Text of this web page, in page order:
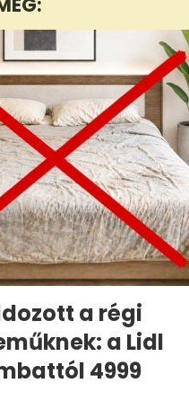
a régi
a Lidl
4999